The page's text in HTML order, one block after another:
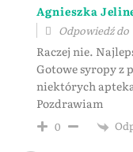
Agnieszka
Odpowiedź do
Raczej nie.
Gotowe syropy z
niektórych
Pozdrawiam
0